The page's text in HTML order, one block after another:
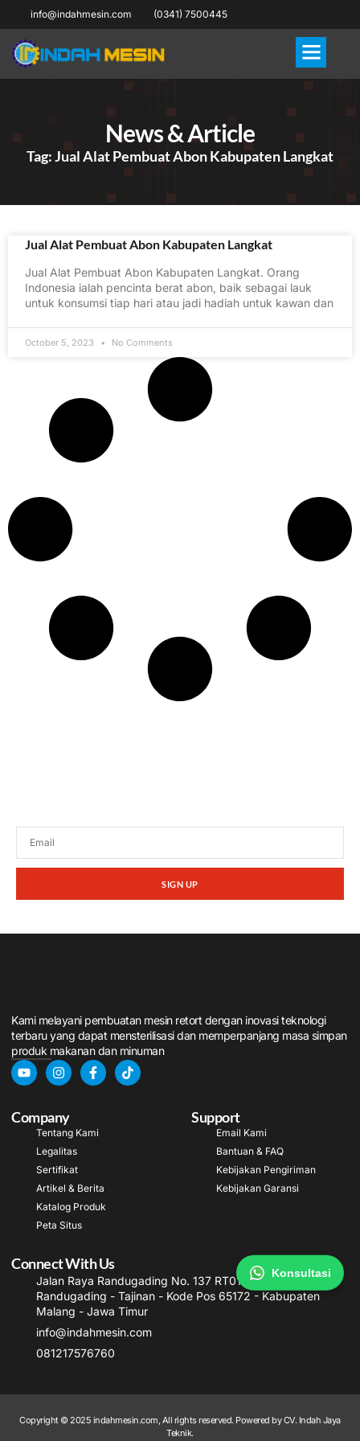
info@indahmesin.com (0341) 7500445
News & Article
Tag: Jual Alat Pembuat Abon Kabupaten Langkat
Jual Alat Pembuat Abon Kabupaten Langkat
Jual Alat Pembuat Abon Kabupaten Langkat. Orang
Indonesia ialah pencinta berat abon, baik sebagai lauk
untuk konsumsi tiap hari atau jadi hadiah untuk kawan dan
October 5, 2023 No Comments
SIGN UP
Kami melayani pembuatan mesin retort dengan inovasi teknologi
terbaru yang dapat mensterilisasi dan memperpanjang masa simpan
produk makanan dan minuman
Company
Tentang Kami
Legalitas
Sertifikat
Artikel & Berita
Katalog Produk
Peta Situs
Support
Email Kami
Bantuan & FAQ
Kebijakan Pengiriman
Kebijakan Garansi
Connect With Us
Jalan Raya Randugading No. 137 RT012/ RW003
Randugading - Tajinan - Kode Pos 65172 - Kabupaten
Malang - Jawa Timur
info@indahmesin.com
081217576760
Copyright © 2025 indahmesin.com, All rights reserved. Powered by CV. Indah Jaya
Teknik.
Konsultasi